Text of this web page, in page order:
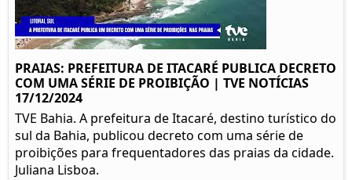
PRAIAS: PREFEITURA DE ITACARÉ PUBLICA DECRETO
COM UMA SÉRIE DE PROIBIÇÃO | TVE NOTÍCIAS
17/12/2024
TVE Bahia. A prefeitura de Itacaré, destino turístico do
sul da Bahia, publicou decreto com uma série de
proibições para frequentadores das praias da cidade.
Juliana Lisboa.